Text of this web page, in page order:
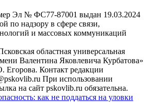
Эл № ФС77-87001 выдан 19.03.2024
по надзору в сфере связи,
и массовых коммуникаций
областная универсальная
Валентина Яковлевича Курбатова»
Егорова. Контакт редакции
При использовании
на сайт pskovlib.ru обязательна.
как не поддаться на уловки